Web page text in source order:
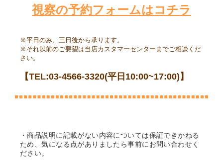
視察の予約フォームはコチラ
※平日のみ、三日後から承ります。
※それ以前のご要望は当店カスタマーセンターまでご相談くだ
さい。
【TEL:03-4566-3320(平日10:00~17:00)】
・商品説明に記載がない内容については保証できかねる
ため、気になる点がありましたら事前にお問い合わせく
ださい。